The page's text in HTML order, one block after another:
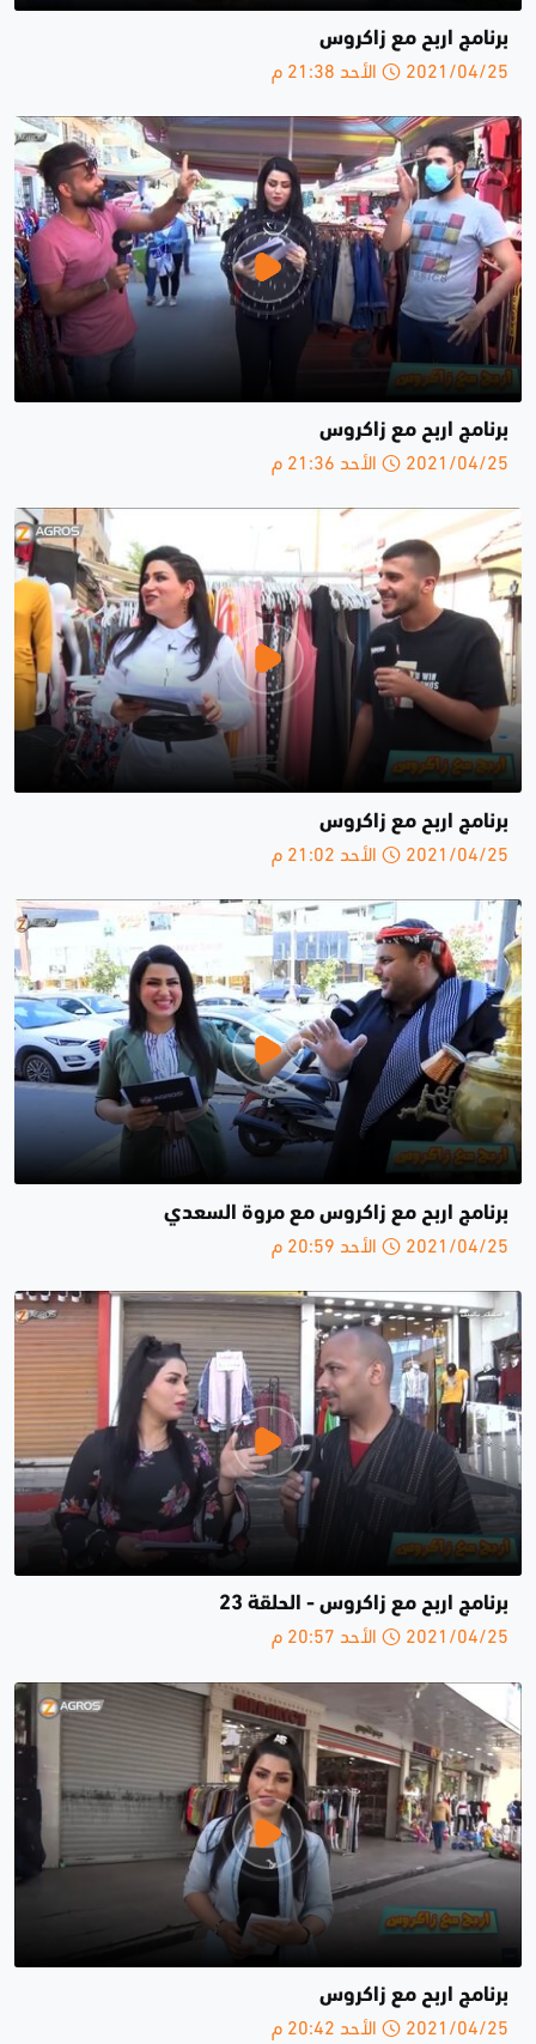
برنامج اربح مع زاكروس
2021/04/25 الأحد 21:38 م
برنامج اربح مع زاكروس
2021/04/25 الأحد 21:36 م
برنامج اربح مع زاكروس
2021/04/25 الأحد 21:02 م
برنامج اربح مع زاكروس مع مروة السعدي
2021/04/25 الأحد 20:59 م
برنامج اربح مع زاكروس - الحلقة 23
2021/04/25 الأحد 20:57 م
برنامج اربح مع زاكروس
2021/04/25 الأحد 20:42 م